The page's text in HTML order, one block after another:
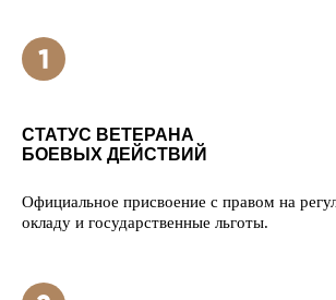
СТАТУС ВЕТЕРАНА
БОЕВЫХ ДЕЙСТВИЙ
Официальное присвоение с правом на
окладу и государственные льготы.